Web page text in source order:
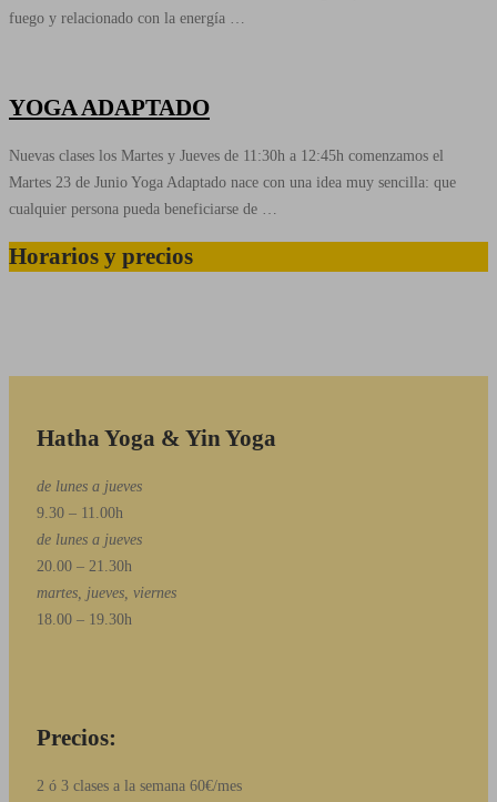
fuego y relacionado con la energía …
YOGA ADAPTADO
Nuevas clases los Martes y Jueves de 11:30h a 12:45h comenzamos el
Martes 23 de Junio Yoga Adaptado nace con una idea muy sencilla: que
cualquier persona pueda beneficiarse de …
Horarios y precios
Hatha Yoga & Yin Yoga
de lunes a jueves
9.30 – 11.00h
de lunes a jueves
20.00 – 21.30h
martes, jueves, viernes
18.00 – 19.30h
Precios:
2 ó 3 clases a la semana 60€/mes